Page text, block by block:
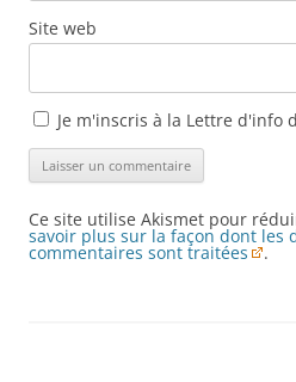
Site web
Je m'inscris à la Lettre d'info
Ce site utilise Akismet pour
savoir plus sur la façon dont les
commentaires sont traitées .